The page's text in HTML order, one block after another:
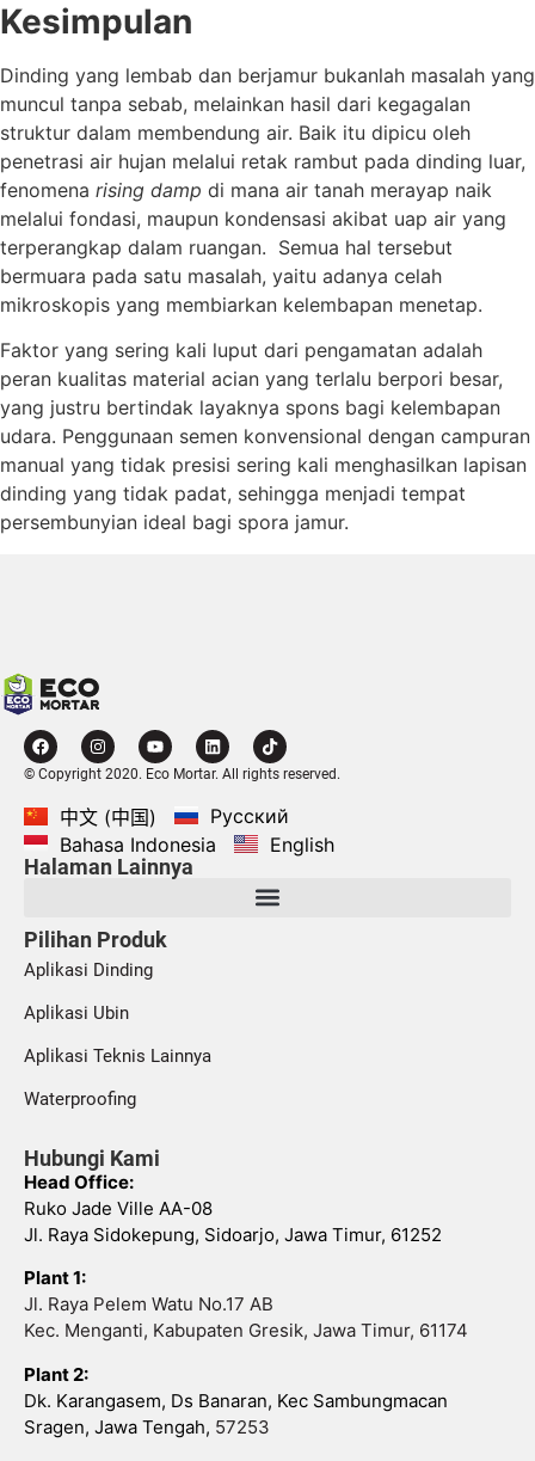
Kesimpulan
Dinding yang lembab dan berjamur bukanlah masalah yang
muncul tanpa sebab, melainkan hasil dari kegagalan
struktur dalam membendung air. Baik itu dipicu oleh
penetrasi air hujan melalui retak rambut pada dinding luar,
fenomena rising damp di mana air tanah merayap naik
melalui fondasi, maupun kondensasi akibat uap air yang
terperangkap dalam ruangan. Semua hal tersebut
bermuara pada satu masalah, yaitu adanya celah
mikroskopis yang membiarkan kelembapan menetap.
Faktor yang sering kali luput dari pengamatan adalah
peran kualitas material acian yang terlalu berpori besar,
yang justru bertindak layaknya spons bagi kelembapan
udara. Penggunaan semen konvensional dengan campuran
manual yang tidak presisi sering kali menghasilkan lapisan
dinding yang tidak padat, sehingga menjadi tempat
persembunyian ideal bagi spora jamur.
© Copyright 2020. Eco Mortar. All rights reserved.
中文 (中国)
Русский
Bahasa Indonesia
English
Halaman Lainnya
Pilihan Produk
Aplikasi Dinding
Aplikasi Ubin
Aplikasi Teknis Lainnya
Waterproofing
Hubungi Kami
Head Office:
Ruko Jade Ville AA-08
Jl. Raya Sidokepung, Sidoarjo, Jawa Timur, 61252
Plant 1:
Jl. Raya Pelem Watu No.17 AB
Kec. Menganti, Kabupaten Gresik, Jawa Timur, 61174
Plant 2:
Dk. Karangasem, Ds Banaran, Kec Sambungmacan
Sragen, Jawa Tengah, 57253